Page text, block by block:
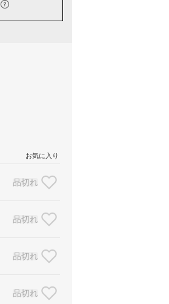
お気に入り
品切れ
品切れ
品切れ
品切れ